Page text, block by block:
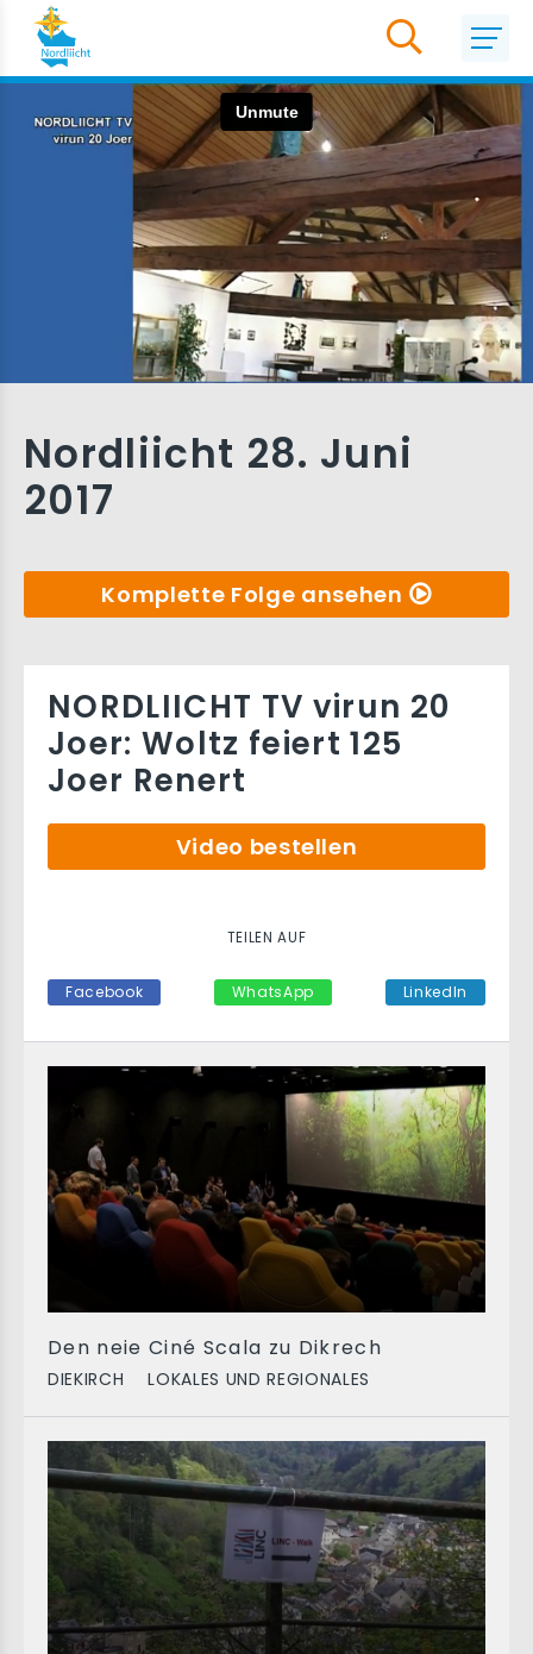
Nordliicht 28. Juni
2017
Komplette Folge ansehen
Den neie Ciné Scala zu Dikrech
DIEKIRCH LOKALES UND REGIONALES
NORDLIICHT TV virun 20
Joer: Woltz feiert 125
Joer Renert
Video bestellen
TEILEN AUF
Facebook WhatsApp LinkedIn